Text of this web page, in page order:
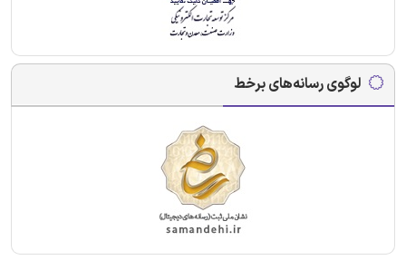
لوگوی رسانه‌های برخط